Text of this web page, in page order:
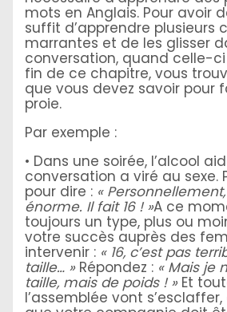
mots en Anglais. Pour avoir
suffit d’apprendre plusieurs
marrantes et de les glisser
conversation, quand celle-
fin de ce chapitre, vous
que vous devez savoir pour
proie.
Par exemple :
• Dans une soirée, l’alcool
conversation a viré au sexe.
pour dire : «
énorme. Il fait 16 ! »A ce
toujours un type, plus ou
votre succès auprès des
intervenir : « 16, c’est pas
taille… »Répondez : « Mais je
taille, mais de poids ! »Et
l’assemblée vont